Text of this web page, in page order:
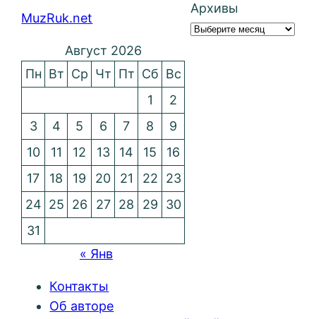
MuzRuk.net
Архивы
Август 2026
Пн Вт Ср Чт Пт Сб Вс
1
2
3
4 5 6 7 8
9
10
11 12 13 14 15
16
17
18 19 20 21 22
23
24 25 26 27 28 29
30
31
« Янв
Контакты
Об авторе